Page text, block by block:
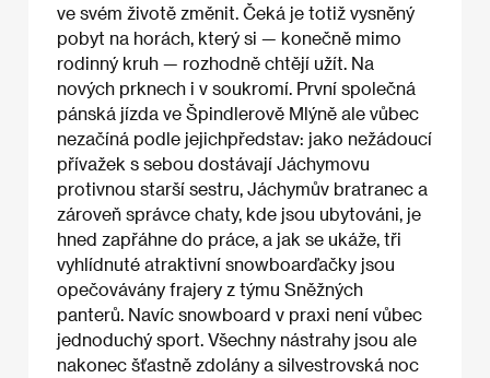
ve svém životě změnit. Čeká je totiž vysněný
pobyt na horách, který si — konečně mimo
rodinný kruh — rozhodně chtějí užít. Na
nových prknech i v soukromí. První společná
pánská jízda ve Špindlerově Mlýně ale vůbec
nezačíná podle jejichpředstav: jako nežádoucí
přívažek s sebou dostávají Jáchymovu
protivnou starší sestru, Jáchymův bratranec a
zároveň správce chaty, kde jsou ubytováni, je
hned zapřáhne do práce, a jak se ukáže, tři
vyhlídnuté atraktivní snowboarďačky jsou
opečovávány frajery z týmu Sněžných
panterů. Navíc snowboard v praxi není vůbec
jednoduchý sport. Všechny nástrahy jsou ale
nakonec šťastně zdolány a silvestrovská noc